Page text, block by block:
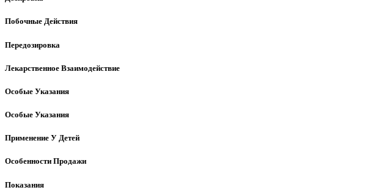
Побочные Действия
Передозировка
Лекарственное Взаимодействие
Особые Указания
Особые Указания
Применение У Детей
Особенности Продажи
Показания